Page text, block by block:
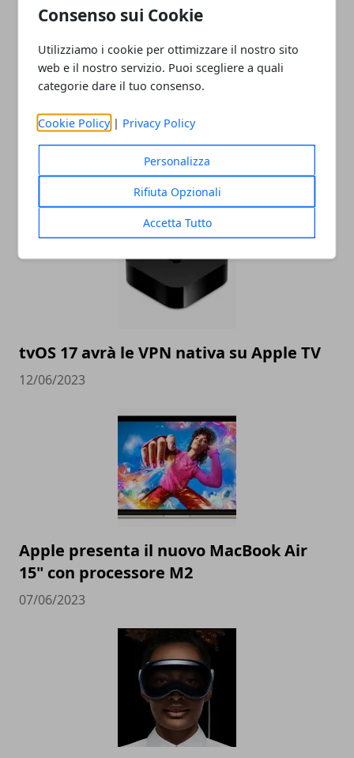
Consenso sui Cookie
Utilizziamo i cookie per ottimizzare il nostro sito
web e il nostro servizio. Puoi scegliere a quali
categorie dare il tuo consenso.
Cookie Policy | Privacy Policy
Personalizza
Rifiuta Opzionali
Accetta Tutto
ultime novità dal mondo.
ARTICOLI CORRELATI
tvOS 17 avrà le VPN nativa su Apple TV
12/06/2023
Apple presenta il nuovo MacBook Air
15" con processore M2
07/06/2023